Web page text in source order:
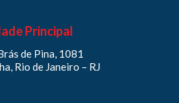
Principal
de Pina, 1081
Rio de Janeiro – RJ